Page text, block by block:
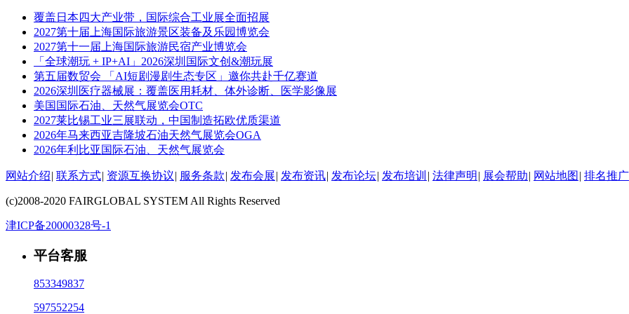
覆盖日本四大产业带，国际综合工业展全面招展
2027第十届上海国际旅游景区装备及乐园博览会
2027第十一届上海国际旅游民宿产业博览会
「全球潮玩 + IP+AI」2026深圳国际文创&潮玩展
第五届数贸会 「AI短剧漫剧生态专区」邀你共赴千亿赛道
2026深圳医疗器械展：覆盖医用耗材、体外诊断、医学影像展
美国国际石油、天然气展览会OTC
2027莱比锡工业三展联动，中国制造拓欧优质渠道
2026年马来西亚吉隆坡石油天然气展览会OGA
2026年利比亚国际石油、天然气展览会
网站介绍| 联系方式| 资源互换协议| 服务条款| 发布会展| 发布资讯| 发布论坛| 发布培训 | 法律声明 | 展会帮助| 网站地图 | 排名推广
(c)2008-2020 FAIRGLOBAL SYSTEM All Rights Reserved
津ICP备20000328号-1
平台客服
853349837
597552254